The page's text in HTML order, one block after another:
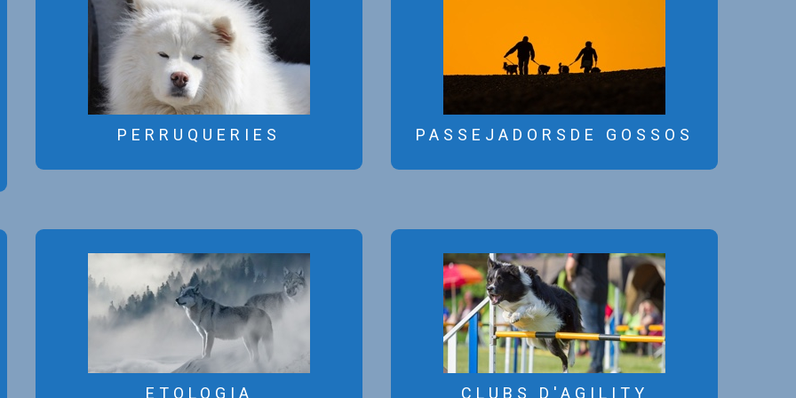
PERRUQUERIES
La R.S.C.C. no es fa responsable
dels serveis prestats per part dels
anunciants d’aquest bloc.
PERRUQUERIES
PASSEJADORSDE GOSSOS
dels serveis prestats per part dels
anunciants d’aquest bloc.
PASSEJADORS DE GOSSOS
ETOLOGIA
La R.S.C.C. no es fa responsable
dels serveis prestats per part dels
anunciants d’aquest bloc.
ETOLOGIA
CLUBS D'AGILITY
La R.S.C.C. no es fa responsable
dels serveis prestats per part dels
anunciants d’aquest bloc.
CLUBS D’AGILITY